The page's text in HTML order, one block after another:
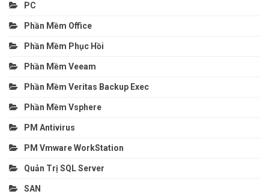
PC
Phần Mềm Office
Phần Mềm Phục Hồi
Phần Mềm Veeam
Phần Mềm Veritas Backup Exec
Phần Mềm Vsphere
PM Antivirus
PM Vmware WorkStation
Quản Trị SQL Server
SAN